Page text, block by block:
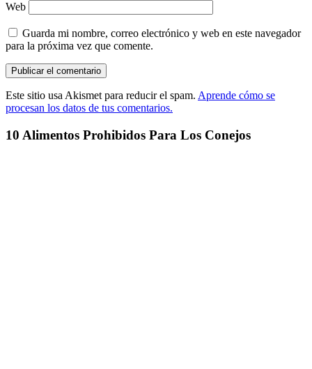
Web
Guarda mi nombre, correo electrónico y web en este navegador
para la próxima vez que comente.
Este sitio usa Akismet para reducir el spam. Aprende cómo se
procesan los datos de tus comentarios.
10 Alimentos Prohibidos Para Los Conejos